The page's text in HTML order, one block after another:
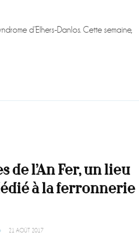
d’Elhers-Danlos. Cette semaine,
de l’An Fer, un lieu
à la ferronnerie
21 AOÛT 2017